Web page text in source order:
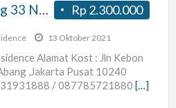
Rp 2.300.000
Kost Kebon Kacang 33 No7 dekat Thamrin, Sarinah, Plaza OUB, Tanah Abang Jakarta
13 Oktober 2021
Alamat Kost : Jln Kebon
,Jakarta Pusat 10240
/ 087785721880 […]